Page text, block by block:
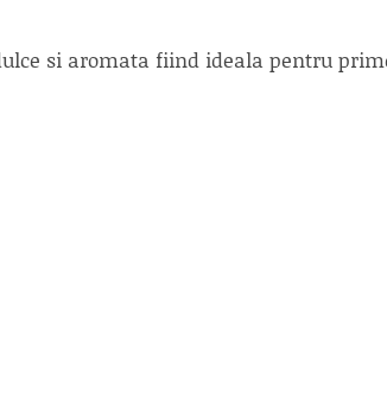
si aromata fiind ideala pentru